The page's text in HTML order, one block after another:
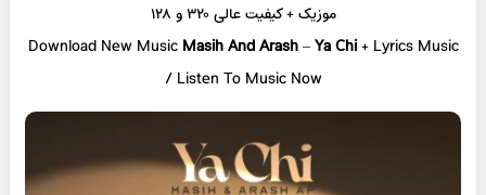
موزیک + کیفیت عالی ۳۲۰ و ۱۲۸
Download New Music Masih And Arash–Ya Chi+ Lyrics Music
/ Listen To Music Now